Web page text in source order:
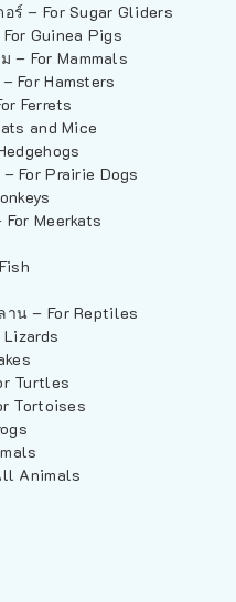
ร์ – For Sugar Gliders
Guinea Pigs
– For Mammals
For Hamsters
Ferrets
and Mice
For Prairie Dogs
Meerkats
าน – For Reptiles
Lizards
Turtles
Tortoises
Animals